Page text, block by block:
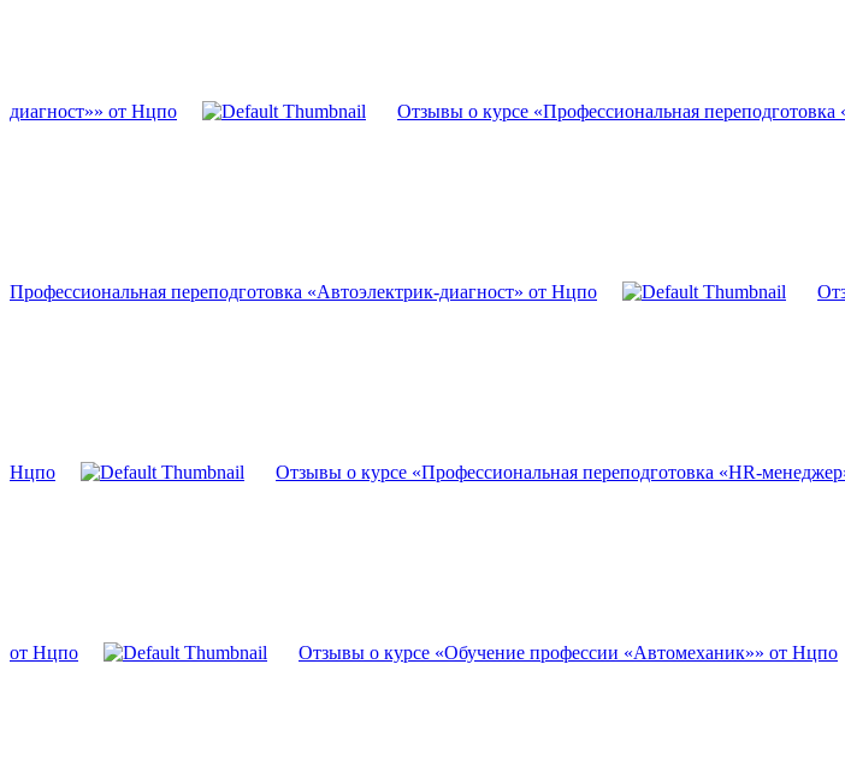
диагност»» от Нцпо Отзывы о курсе «Профессиональная
Профессиональная переподготовка «Автоэлектрик-диагност» от Нцпо
Нцпо Отзывы о курсе «Профессиональная переподготовка «HR-
от Нцпо Отзывы о курсе «Обучение профессии «Автомеханик»» от Нцпо